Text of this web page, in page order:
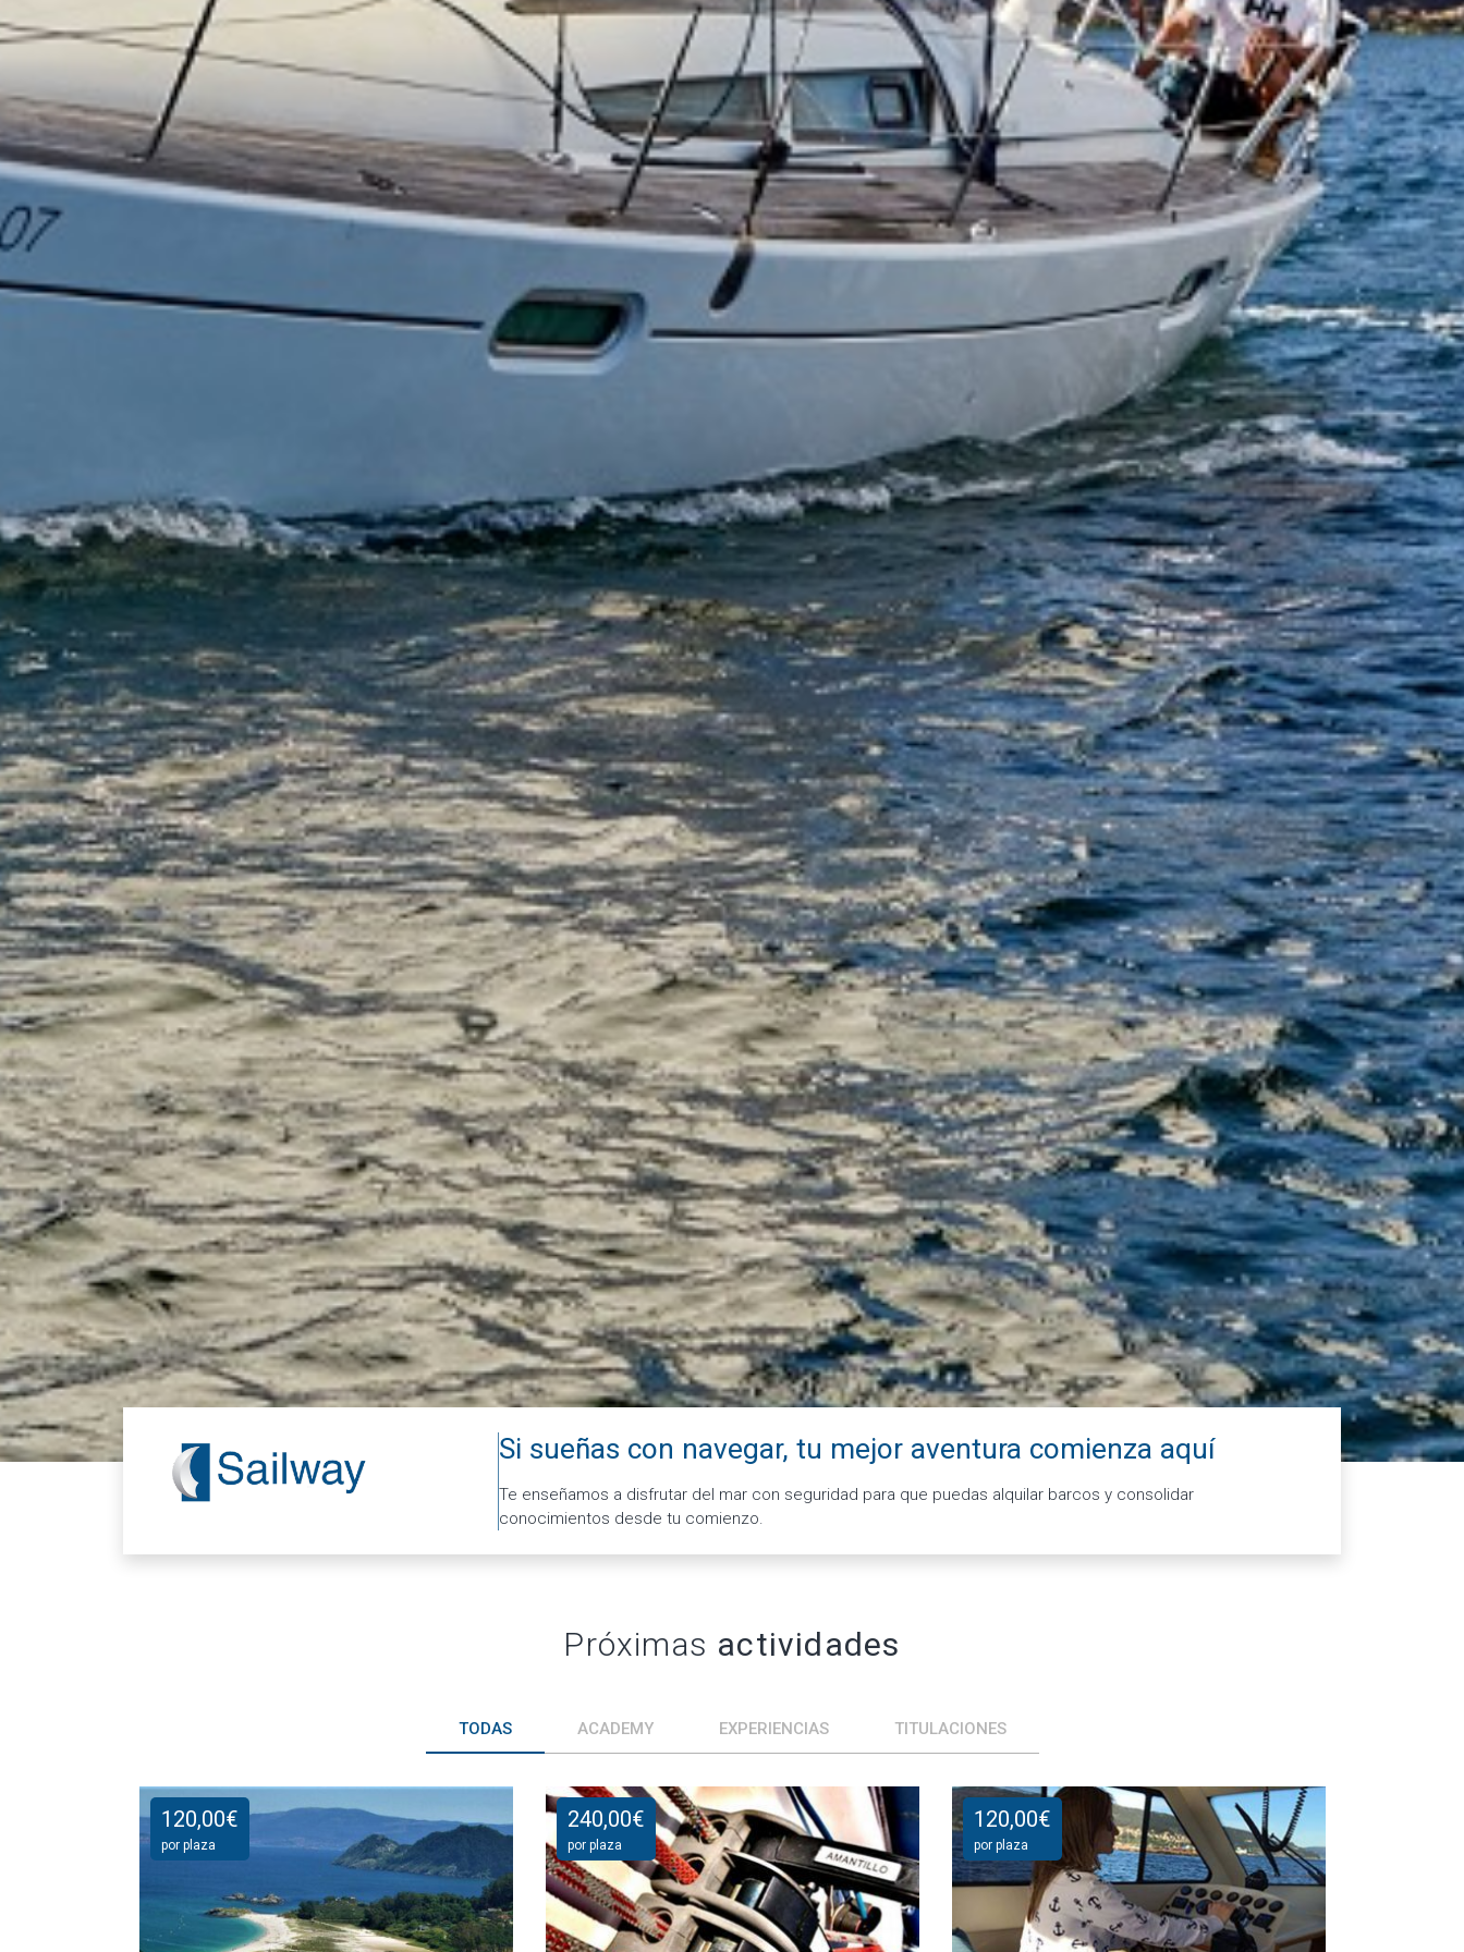
Si sueñas con navegar, tu mejor aventura comienza aquí
Te enseñamos a disfrutar del mar con seguridad para que puedas alquilar barcos y consolidar
conocimientos desde tu comienzo.
Próximas actividades
TODAS ACADEMY EXPERIENCIAS TITULACIONES
120,00€
por plaza
240,00€
por plaza
120,00€
por plaza